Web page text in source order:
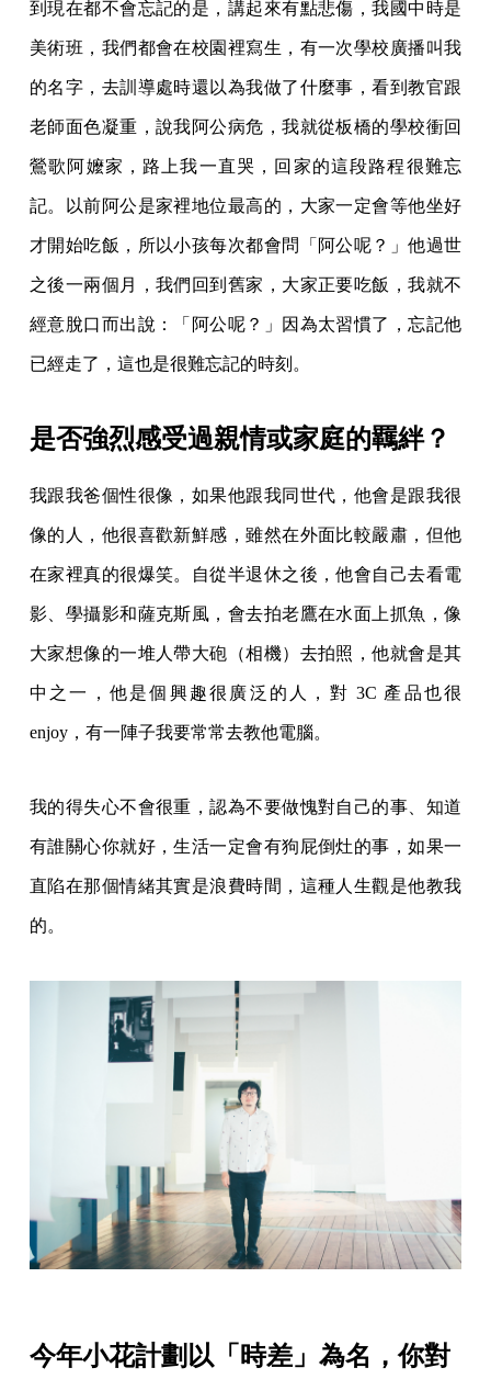
到現在都不會忘記的是，講起來有點悲傷，我國中時是
美術班，我們都會在校園裡寫生，有一次學校廣播叫我
的名字，去訓導處時還以為我做了什麼事，看到教官跟
老師面色凝重，說我阿公病危，我就從板橋的學校衝回
鶯歌阿嬤家，路上我一直哭，回家的這段路程很難忘
記。以前阿公是家裡地位最高的，大家一定會等他坐好
才開始吃飯，所以小孩每次都會問「阿公呢？」他過世
之後一兩個月，我們回到舊家，大家正要吃飯，我就不
經意脫口而出說：「阿公呢？」因為太習慣了，忘記他
已經走了，這也是很難忘記的時刻。
是否強烈感受過親情或家庭的羈絆？
我跟我爸個性很像，如果他跟我同世代，他會是跟我很
像的人，他很喜歡新鮮感，雖然在外面比較嚴肅，但他
在家裡真的很爆笑。自從半退休之後，他會自己去看電
影、學攝影和薩克斯風，會去拍老鷹在水面上抓魚，像
大家想像的一堆人帶大砲（相機）去拍照，他就會是其
中之一，他是個興趣很廣泛的人，對 3C 產品也很
enjoy，有一陣子我要常常去教他電腦。
我的得失心不會很重，認為不要做愧對自己的事、知道
有誰關心你就好，生活一定會有狗屁倒灶的事，如果一
直陷在那個情緒其實是浪費時間，這種人生觀是他教我
的。
今年小花計劃以「時差」為名，你對